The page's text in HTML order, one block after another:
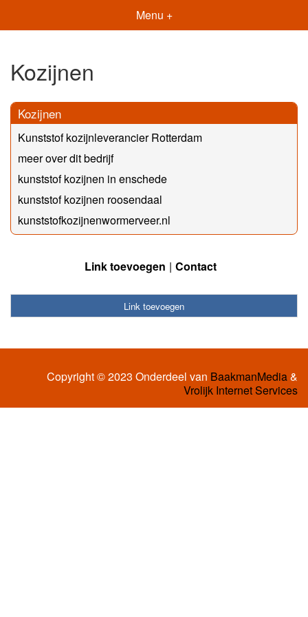
Menu +
Kozijnen
Kozijnen
Kunststof kozijnleverancier Rotterdam
meer over dit bedrijf
kunststof kozijnen in enschede
kunststof kozijnen roosendaal
kunststofkozijnenwormerveer.nl
Link toevoegen Contact
Link toevoegen
Copyright © 2023 Onderdeel van BaakmanMedia&
Vrolijk Internet Services